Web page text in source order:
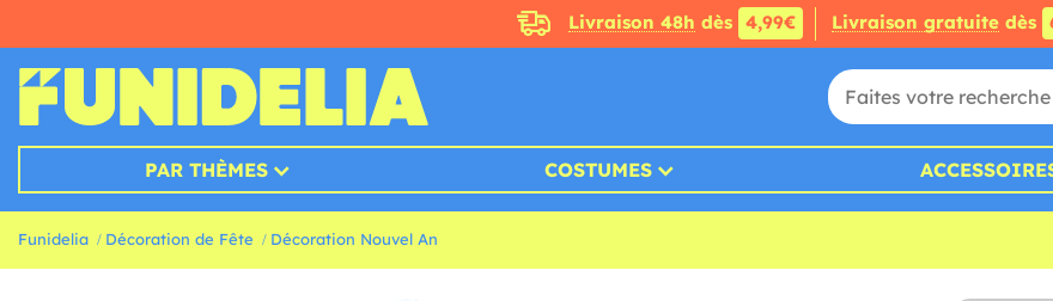
Livraison 48h dès 4,99€ Livraison gratuite dès
PAR THÈMES COSTUMES
Funidelia Décoration de Fête Décoration Nouvel An